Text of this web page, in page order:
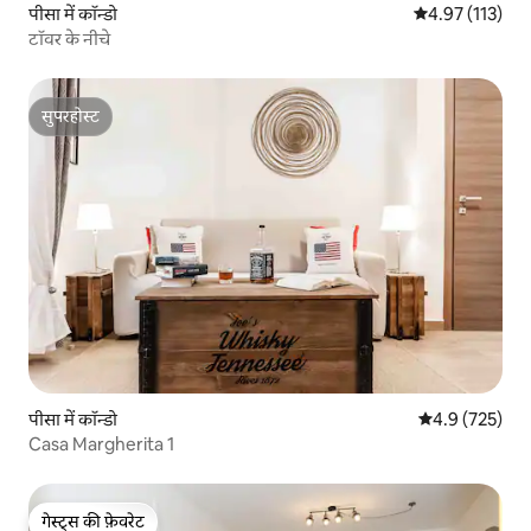
पीसा में कॉन्डो औसत रेटिंग 5 में से
4.97 (113)
टॉवर के नीचे
सुपरहोस्ट
सुपरहोस्ट
पीसा में कॉन्डो औसत रेटिंग 5 में
4.9 (725)
Casa Margherita 1
गेस्ट्स की फ़ेवरेट